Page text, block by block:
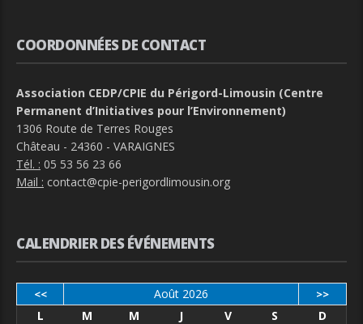
COORDONNÉES DE CONTACT
Association CEDP/CPIE du Périgord-Limousin (Centre
Permanent d’Initiatives pour l’Environnement)
1306 Route de Terres Rouges
Château - 24360 - VARAIGNES
Tél. : 05 53 56 23 66
Mail : contact@cpie-perigordlimousin.org
CALENDRIER DES ÉVÉNEMENTS
<< Août 2026 >>
L M M J V S
D